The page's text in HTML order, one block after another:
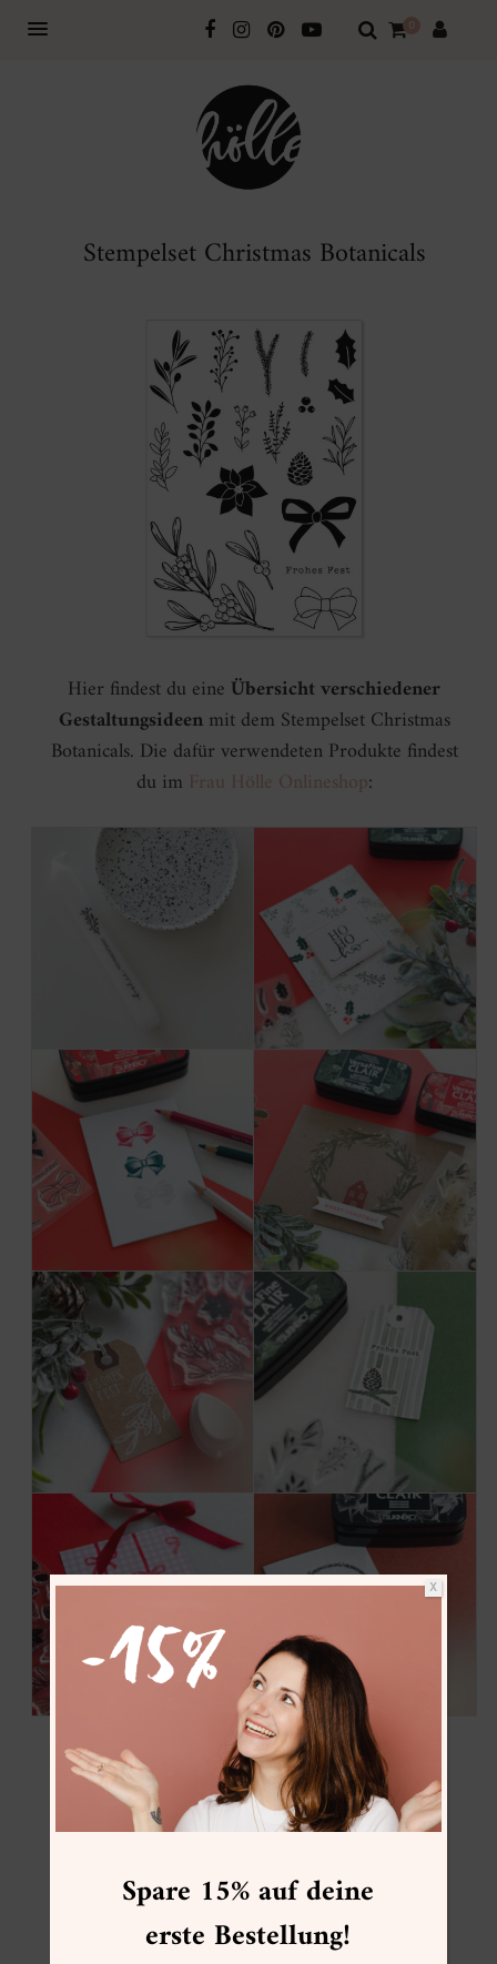
0
Stempelset Christmas Botanicals
Hier findest du eine Übersicht verschiedener
Gestaltungsideenmit dem Stempelset Christmas
Botanicals. Die dafür verwendeten Produkte findest
du im Frau Hölle Onlineshop:
Spare 15% auf deine
erste Bestellung!
X